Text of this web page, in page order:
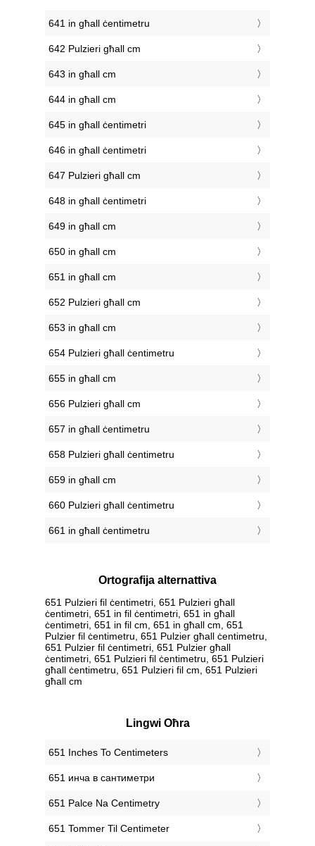
641 in għall ċentimetru
642 Pulzieri għall cm
643 in għall cm
644 in għall cm
645 in għall ċentimetri
646 in għall ċentimetri
647 Pulzieri għall cm
648 in għall ċentimetri
649 in għall cm
650 in għall cm
651 in għall cm
652 Pulzieri għall cm
653 in għall cm
654 Pulzieri għall ċentimetru
655 in għall cm
656 Pulzieri għall cm
657 in għall ċentimetru
658 Pulzieri għall ċentimetru
659 in għall cm
660 Pulzieri għall ċentimetru
661 in għall ċentimetru
Ortografija alternattiva
651 Pulzieri fil ċentimetri, 651 Pulzieri għall
ċentimetri, 651 in fil ċentimetri, 651 in għall
ċentimetri, 651 in fil cm, 651 in għall cm, 651
Pulzier fil ċentimetru, 651 Pulzier għall ċentimetru,
651 Pulzier fil ċentimetri, 651 Pulzier għall
ċentimetri, 651 Pulzieri fil ċentimetru, 651 Pulzieri
għall ċentimetru, 651 Pulzieri fil cm, 651 Pulzieri
għall cm
Lingwi Oħra
‎651 Inches To Centimeters
‎651 инча в сантиметри
‎651 Palce Na Centimetry
‎651 Tommer Til Centimeter